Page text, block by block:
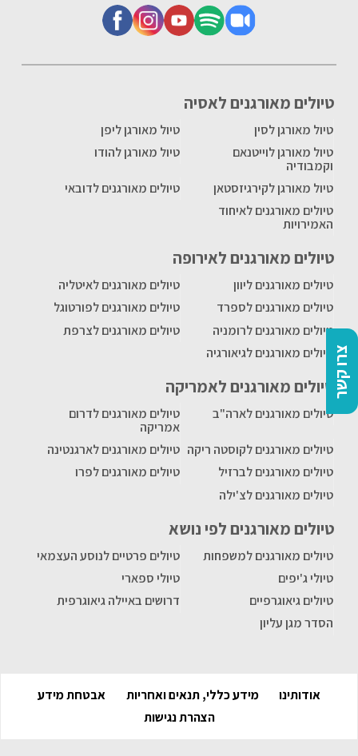
צרו קשר
טיולים מאורגנים לאסיה
טיול מאורגן לסין
טיול מאורגן ליפן
טיול מאורגן לוייטנאם
וקמבודיה
טיול מאורגן להודו
טיול מאורגן לקירגיזסטאן
טיולים מאורגנים לדובאי
טיולים מאורגנים לאיחוד
האמירויות
טיולים מאורגנים לאירופה
טיולים מאורגנים ליוון
טיולים מאורגנים לאיטליה
טיולים מאורגנים לספרד
טיולים מאורגנים לפורטוגל
טיולים מאורגנים לרומניה
טיולים מאורגנים לצרפת
טיולים מאורגנים לגיאורגיה
טיולים מאורגנים לאמריקה
טיולים מאורגנים לארה"ב
טיולים מאורגנים לדרום
אמריקה
טיולים מאורגנים לקוסטה ריקה טיולים מאורגנים לארגנטינה
טיולים מאורגנים לברזיל
טיולים מאורגנים לפרו
טיולים מאורגנים לצ'ילה
טיולים מאורגנים לפי נושא
טיולים מאורגנים למשפחות
טיולים פרטיים לנוסע העצמאי
טיולי ג'יפים
טיולי ספארי
טיולים גיאוגרפיים
דרושים באיילה גיאוגרפית
הסדר מגן עליון
אודותינו מידע כללי, תנאים ואחריות
אבטחת מידע
הצהרת נגישות